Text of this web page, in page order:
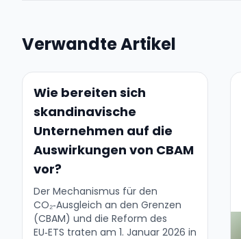
Verwandte Artikel
Wie bereiten sich
skandinavische
Unternehmen auf die
Auswirkungen von CBAM
vor?
Der Mechanismus für den
CO₂‑Ausgleich an den Grenzen
(CBAM) und die Reform des
EU‑ETS traten am 1. Januar 2026 in